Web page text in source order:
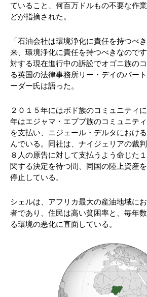
ていること、何百万ドルもの不要な作
どが指摘された。
「石油会社は環境浄化に責任を持つべ
来、環境浄化に責任を持つべきなので
対する現在進行中の訴訟でオゴニ族の
る英国の法律事務所リー・デイのパー
ーダー氏は語った。
２０１５年にはボド族のコミュニティ
年はエジャマ・エブブ族のコミュニテ
を支払い、ニジェール・デルタにおけ
んでいる。同社は、ナイジェリアの裁
８人の原告に対して支払うよう命じた
関する決定を待つ間、同国の陸上資産
停止している。
シェルは、アフリカ最大の産油地域に
者であり、住民は高い貧困率と、毎年
る環境の悪化に直面している。